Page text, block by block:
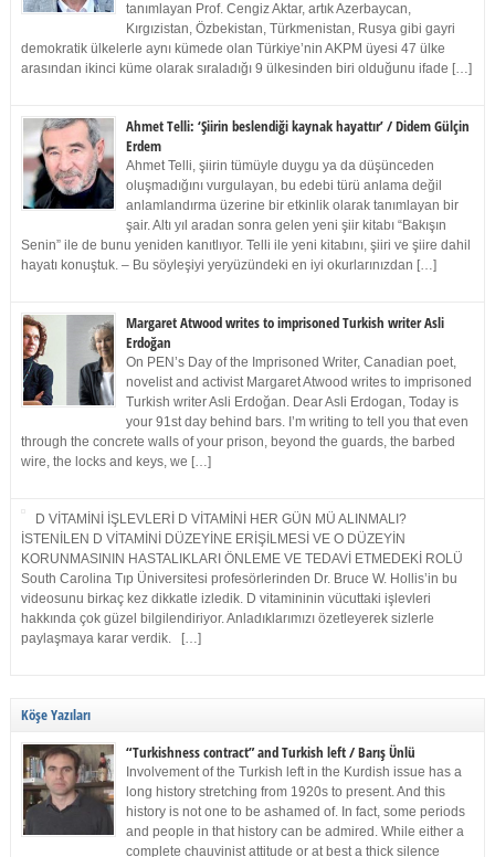
tanımlayan Prof. Cengiz Aktar, artık Azerbaycan,
Kırgızistan, Özbekistan, Türkmenistan, Rusya gibi gayri
demokratik ülkelerle aynı kümede olan Türkiye’nin AKPM üyesi 47 ülke
arasından ikinci küme olarak sıraladığı 9 ülkesinden biri olduğunu ifade […]
Ahmet Telli: ‘Şiirin beslendiği kaynak hayattır’ / Didem Gülçin
Erdem
Ahmet Telli, şiirin tümüyle duygu ya da düşünceden
oluşmadığını vurgulayan, bu edebi türü anlama değil
anlamlandırma üzerine bir etkinlik olarak tanımlayan bir
şair. Altı yıl aradan sonra gelen yeni şiir kitabı “Bakışın
Senin” ile de bunu yeniden kanıtlıyor. Telli ile yeni kitabını, şiiri ve şiire dahil
hayatı konuştuk. – Bu söyleşiyi yeryüzündeki en iyi okurlarınızdan […]
Margaret Atwood writes to imprisoned Turkish writer Asli
Erdoğan
On PEN’s Day of the Imprisoned Writer, Canadian poet,
novelist and activist Margaret Atwood writes to imprisoned
Turkish writer Asli Erdoğan. Dear Asli Erdogan, Today is
your 91st day behind bars. I’m writing to tell you that even
through the concrete walls of your prison, beyond the guards, the barbed
wire, the locks and keys, we […]
D VİTAMİNİ İŞLEVLERİ D VİTAMİNİ HER GÜN MÜ ALINMALI?
İSTENİLEN D VİTAMİNİ DÜZEYİNE ERİŞİLMESİ VE O DÜZEYİN
KORUNMASININ HASTALIKLARI ÖNLEME VE TEDAVİ ETMEDEKİ ROLÜ
South Carolina Tıp Üniversitesi profesörlerinden Dr. Bruce W. Hollis’in bu
videosunu birkaç kez dikkatle izledik. D vitamininin vücuttaki işlevleri
hakkında çok güzel bilgilendiriyor. Anladıklarımızı özetleyerek sizlerle
paylaşmaya karar verdik. […]
Köşe Yazıları
“Turkishness contract” and Turkish left / Barış Ünlü
Involvement of the Turkish left in the Kurdish issue has a
long history stretching from 1920s to present. And this
history is not one to be ashamed of. In fact, some periods
and people in that history can be admired. While either a
complete chauvinist attitude or at best a thick silence